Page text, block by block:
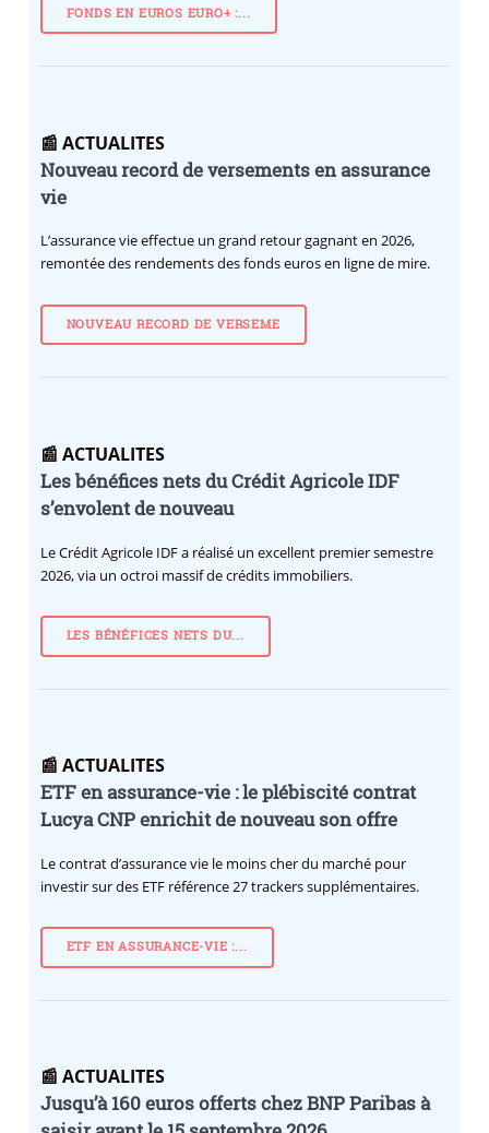
FONDS EN EUROS EURO+ :...
📰 ACTUALITES
Nouveau record de versements en assurance
vie
L’assurance vie effectue un grand retour gagnant en 2026,
remontée des rendements des fonds euros en ligne de mire.
NOUVEAU RECORD DE VERSEME
📰 ACTUALITES
Les bénéfices nets du Crédit Agricole IDF
s’envolent de nouveau
Le Crédit Agricole IDF a réalisé un excellent premier semestre
2026, via un octroi massif de crédits immobiliers.
LES BÉNÉFICES NETS DU...
📰 ACTUALITES
ETF en assurance-vie : le plébiscité contrat
Lucya CNP enrichit de nouveau son offre
Le contrat d’assurance vie le moins cher du marché pour
investir sur des ETF référence 27 trackers supplémentaires.
ETF EN ASSURANCE-VIE :...
📰 ACTUALITES
Jusqu’à 160 euros offerts chez BNP Paribas à